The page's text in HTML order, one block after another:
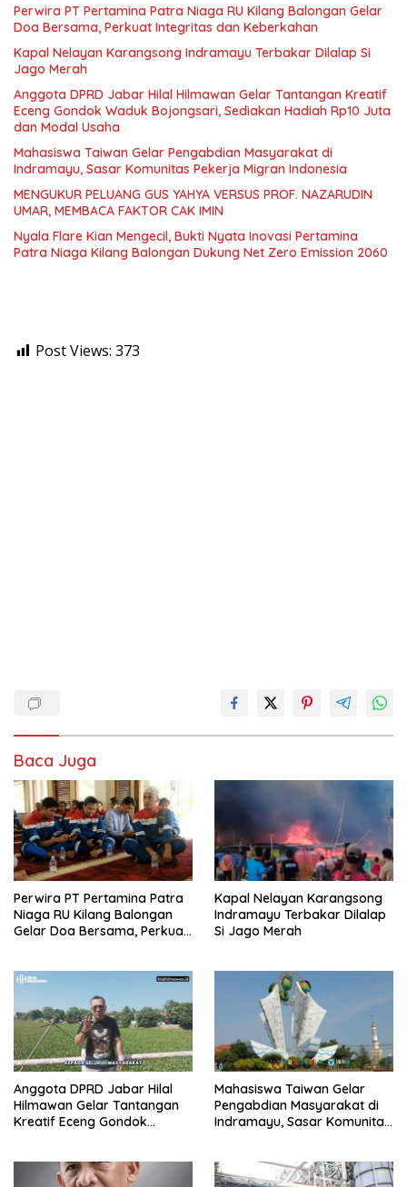
Perwira PT Pertamina Patra Niaga RU Kilang Balongan Gelar
Doa Bersama, Perkuat Integritas dan Keberkahan
Kapal Nelayan Karangsong Indramayu Terbakar Dilalap Si
Jago Merah
Anggota DPRD Jabar Hilal Hilmawan Gelar Tantangan Kreatif
Eceng Gondok Waduk Bojongsari, Sediakan Hadiah Rp10 Juta
dan Modal Usaha
Mahasiswa Taiwan Gelar Pengabdian Masyarakat di
Indramayu, Sasar Komunitas Pekerja Migran Indonesia
MENGUKUR PELUANG GUS YAHYA VERSUS PROF. NAZARUDIN
UMAR, MEMBACA FAKTOR CAK IMIN
Nyala Flare Kian Mengecil, Bukti Nyata Inovasi Pertamina
Patra Niaga Kilang Balongan Dukung Net Zero Emission 2060
Post Views: 373
Baca Juga
Perwira PT Pertamina Patra
Niaga RU Kilang Balongan
Gelar Doa Bersama, Perkuat
Kapal Nelayan Karangsong
Indramayu Terbakar Dilalap
Si Jago Merah
Anggota DPRD Jabar Hilal
Hilmawan Gelar Tantangan
Kreatif Eceng Gondok
Mahasiswa Taiwan Gelar
Pengabdian Masyarakat di
Indramayu, Sasar Komunitas